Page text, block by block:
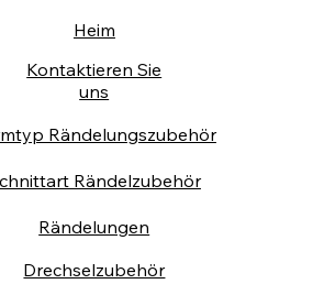
Heim
Kontaktieren Sie
uns
Rändelungszubehör
Rändelzubehör
Rändelungen
Drechselzubehör